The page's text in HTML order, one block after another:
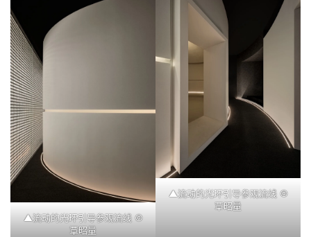
▲流动的光环引导参观流线©
覃昭量
▲流动的光环引导参观流线©
覃昭量